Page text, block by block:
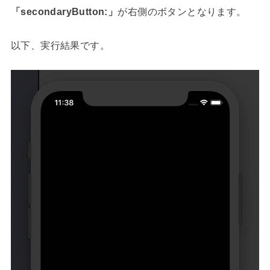
「secondaryButton:」 が右側のボタンとなります。
以下、実行結果です。